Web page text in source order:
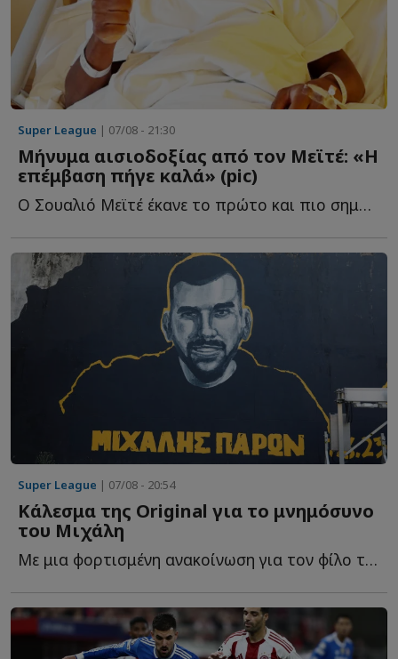
Super League | 07/08 - 21:30
Μήνυμα αισιοδοξίας από τον Μεϊτέ: «Η
επέμβαση πήγε καλά» (pic)
Ο Σουαλιό Μεϊτέ έκανε το πρώτο και πιο σημαντικό βήμα σ...
Super League | 07/08 - 20:54
Κάλεσμα της Original για το μνημόσυνο
του Μιχάλη
Με μια φορτισμένη ανακοίνωση για τον φίλο της ΑΕΚ που έ...